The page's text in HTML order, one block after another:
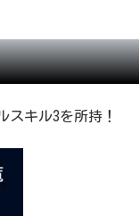
スキル3を所持！